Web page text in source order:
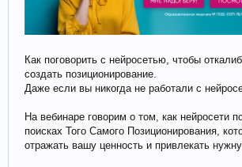
Как поговорить с нейросетью, чтобы
создать позиционирование.
Даже если вы никогда не работали с
На вебинаре говорим о том, как нейросети
поисках Того Самого Позиционирования,
отражать вашу ценность и привлекать